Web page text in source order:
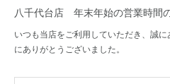
八千代台店 年末年始の営業時間
いつも当店をご利用していただき、誠
にありがとうございました。